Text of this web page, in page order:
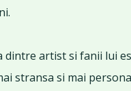
dintre artist si fanii lui
stransa si mai